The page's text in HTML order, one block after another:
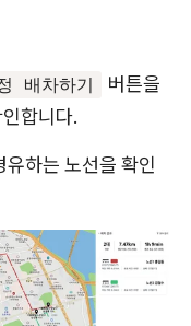
배차하기
버튼을
합니다.
하는 노선을 확인